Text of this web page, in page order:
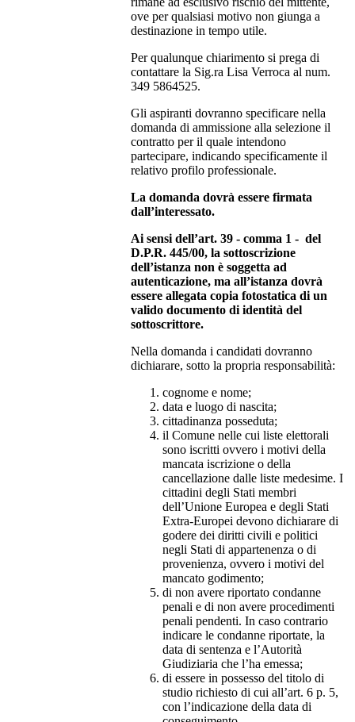
ove per qualsiasi motivo non giunga a
destinazione in tempo utile.
Per qualunque chiarimento si prega di
contattare la Sig.ra Lisa Verroca al num.
349 5864525.
Gli aspiranti dovranno specificare nella
domanda di ammissione alla selezione il
contratto per il quale intendono
partecipare, indicando specificamente il
relativo profilo professionale.
La domanda dovrà essere firmata
dall’interessato.
Ai sensi dell’art. 39 - comma 1 - del
D.P.R. 445/00, la sottoscrizione
dell’istanza non è soggetta ad
autenticazione, ma all’istanza dovrà
essere allegata copia fotostatica di un
valido documento di identità del
sottoscrittore.
Nella domanda i candidati dovranno
dichiarare, sotto la propria responsabilità:
cognome e nome;
data e luogo di nascita;
cittadinanza posseduta;
il Comune nelle cui liste elettorali
sono iscritti ovvero i motivi della
mancata iscrizione o della
cancellazione dalle liste medesime. I
cittadini degli Stati membri
dell’Unione Europea e degli Stati
Extra-Europei devono dichiarare di
godere dei diritti civili e politici
negli Stati di appartenenza o di
provenienza, ovvero i motivi del
mancato godimento;
di non avere riportato condanne
penali e di non avere procedimenti
penali pendenti. In caso contrario
indicare le condanne riportate, la
data di sentenza e l’Autorità
Giudiziaria che l’ha emessa;
di essere in possesso del titolo di
studio richiesto di cui all’art. 6 p. 5,
con l’indicazione della data di